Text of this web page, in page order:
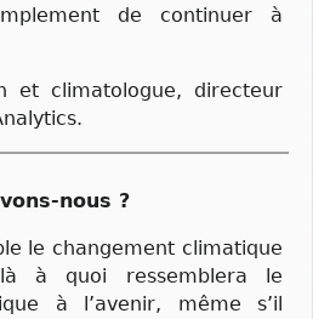
de continuer à
et climatologue, directeur
nous ?
le changement climatique
à quoi ressemblera le
à l’avenir, même s’il